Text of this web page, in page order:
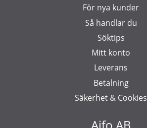
För nya kunder
Så handlar du
Söktips
Mitt konto
Leverans
Betalning
Säkerhet & Cookies